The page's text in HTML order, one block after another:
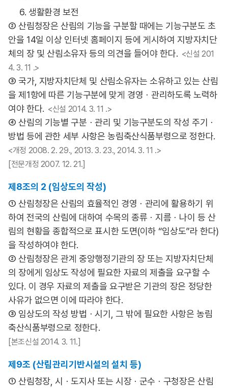
6. 생활환경 보전
② 산림청장은 산림의 기능을 구분할 때에는 기능구분도 초
안을 14일 이상 인터넷 홈페이지 등에 게시하여 지방자치단
체의 장 및 산림소유자 등의 의견을 들어야 한다. <신설 201
4. 3. 11 .>
③ 국가, 지방자치단체 및 산림소유자는 소유하고 있는 산림
을 제1항에 따른 기능구분에 맞게 경영ㆍ관리하도록 노력하
여야 한다. <신설 2014. 3. 11 .>
④ 산림의 기능별 구분ㆍ관리 및 기능구분도의 작성 주기ㆍ
방법 등에 관한 세부 사항은 농림축산식품부령으로 정한다.
<개정 2008. 2. 29., 2013. 3. 23., 2014. 3. 11 .>
[전문개정 2007. 12. 21.]
제8조의 2 (임상도의 작성)
① 산림청장은 산림의 효율적인 경영ㆍ관리에 활용하기 위
하여 전국의 산림에 대하여 수목의 종류ㆍ지름ㆍ나이 등 산
림의 현황을 종합적으로 표시한 도면(이하 “임상도”라 한다)
을 작성하여야 한다.
② 산림청장은 관계 중앙행정기관의 장 또는 지방자치단체
의 장에게 임상도 작성에 필요한 자료의 제출을 요구할 수
있다. 이 경우 자료의 제출을 요구받은 기관의 장은 정당한
사유가 없으면 이에 따라야 한다.
③ 임상도의 작성 방법ㆍ시기, 그 밖에 필요한 사항은 농림
축산식품부령으로 정한다.
[본조신설 2014. 3. 11.]
제9조 (산림관리기반시설의 설치 등)
① 산림청장, 시ㆍ도지사 또는 시장ㆍ군수ㆍ구청장은 산림